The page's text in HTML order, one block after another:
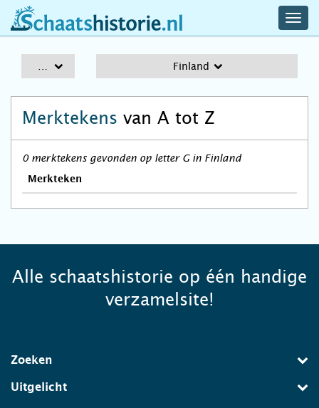
schaatshistorie.nl
Finland
Merktekens van A tot Z
0 merktekens gevonden op letter G in Finland
Merkteken
Alle schaatshistorie op één handige
verzamelsite!
Zoeken
Uitgelicht